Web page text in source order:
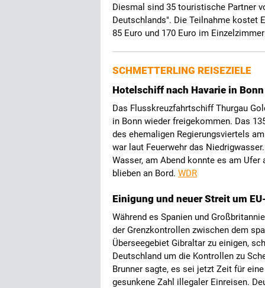
Diesmal sind 35 touristische Partner
Deutschlands". Die Teilnahme kostet
85 Euro und 170 Euro im
SCHMETTERLING REISEZIELE
Hotelschiff nach Havarie in
Das Flusskreuzfahrtschiff Thurgau
in Bonn wieder freigekommen. Das
des ehemaligen Regierungsviertels
war laut Feuerwehr das
Wasser, am Abend konnte es am
blieben an Bord. WDR
Einigung und neuer Streit um
Während es Spanien und
der Grenzkontrollen zwischen dem
Überseegebiet Gibraltar zu einigen,
Deutschland um die Kontrollen zu
Brunner sagte, es sei jetzt Zeit für
gesunkene Zahl illegaler Einreisen.